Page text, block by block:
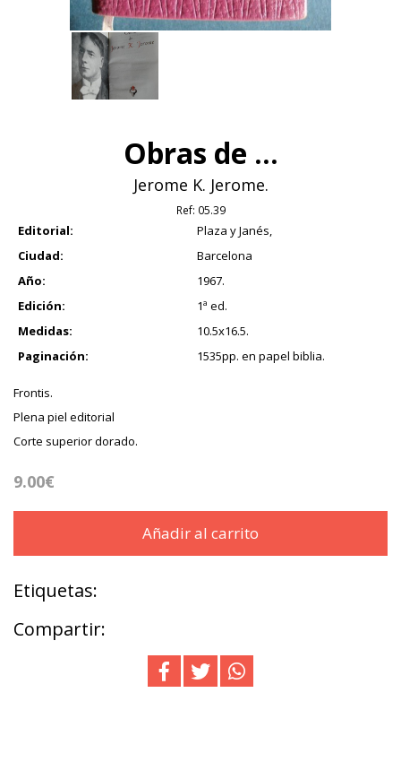
Obras de ...
Jerome K. Jerome.
Ref: 05.39
Editorial:
Plaza y Janés,
Ciudad:
Barcelona
Año:
1967.
Edición:
1ª ed.
Medidas:
10.5x16.5.
Paginación:
1535pp. en papel biblia.
Frontis.
Plena piel editorial
Corte superior dorado.
9.00€
Añadir al carrito
Etiquetas:
Compartir: